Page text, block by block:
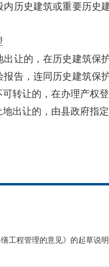
史建筑或重要历史
的，在历史建筑保
告，连同历史建筑保
转让的，在办理产权
让的，由县政府指定
工程管理的意见》的起草说明